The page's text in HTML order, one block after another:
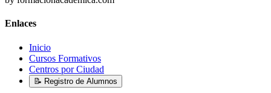
Enlaces
Inicio
Cursos Formativos
Centros por Ciudad
📝 Registro de Alumnos